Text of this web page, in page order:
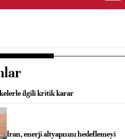
ilgili kritik karar
İran, enerji altyapısını hedeflemeyi